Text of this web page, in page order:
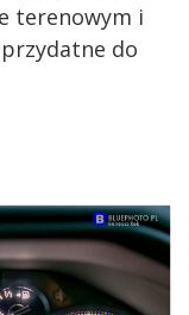
terenowym i
do